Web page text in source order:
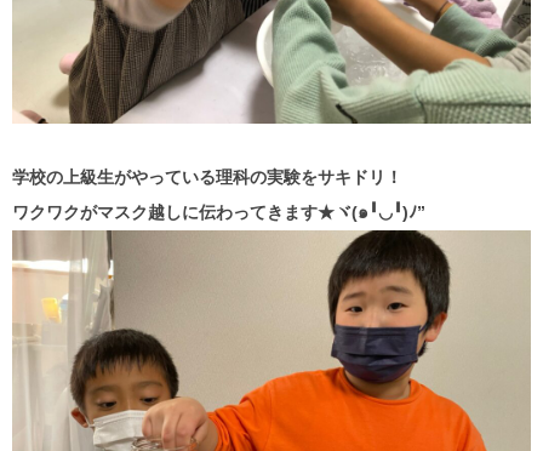
学校の上級生がやっている理科の実験をサキドリ！
ワクワクがマスク越しに伝わってきます★ヾ(๑╹◡╹)ﾉ”